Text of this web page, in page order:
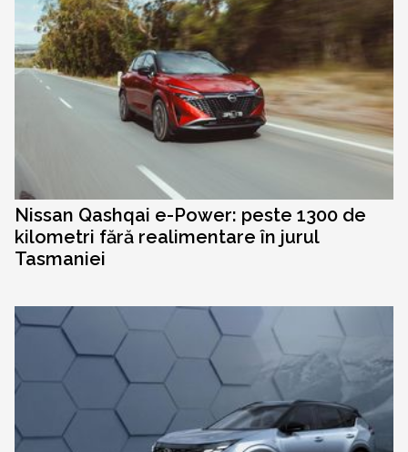
Nissan Qashqai e-Power: peste 1300 de
kilometri fără realimentare în jurul
Tasmaniei